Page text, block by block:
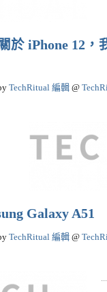
於 iPhone 12，
TechRitual 編輯 @
Galaxy A51
TechRitual 編輯 @